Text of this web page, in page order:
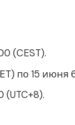
(CEST).
по 15 июня
(UTC+8).